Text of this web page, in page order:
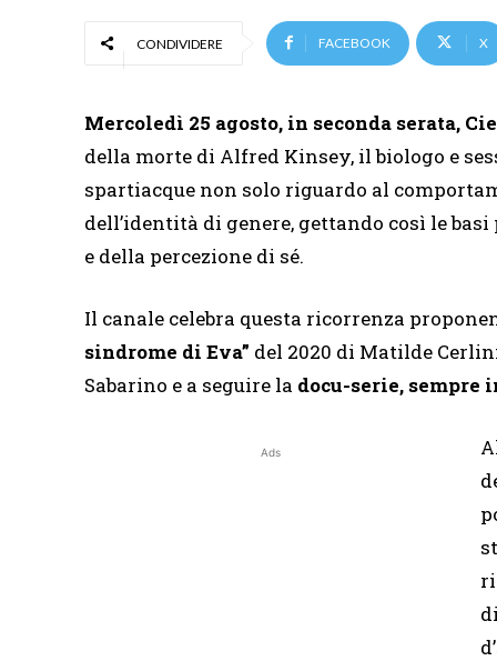
CONDIVIDERE FACEBOOK X
Mercoledì 25 agosto, in seconda serata,
della morte di Alfred Kinsey, il biologo e
spartiacque non solo riguardo al
dell’identità di genere, gettando così le
e della percezione di sé.
Il canale celebra questa ricorrenza
sindrome di Eva” del 2020 di Matilde
Sabarino e a seguire la docu-serie, sempre
Ads